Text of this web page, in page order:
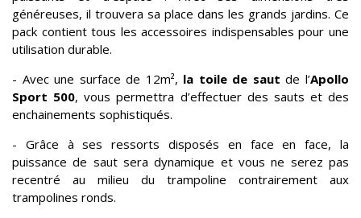
généreuses, il trouvera sa place dans les grands jardins. Ce
pack contient tous les accessoires indispensables pour une
utilisation durable.
- Avec une surface de 12m², la toile de saut de l’Apollo
Sport 500, vous permettra d’effectuer des sauts et des
enchainements sophistiqués.
- Grâce à ses ressorts disposés en face en face, la
puissance de saut sera dynamique et vous ne serez pas
recentré au milieu du trampoline contrairement aux
trampolines ronds.